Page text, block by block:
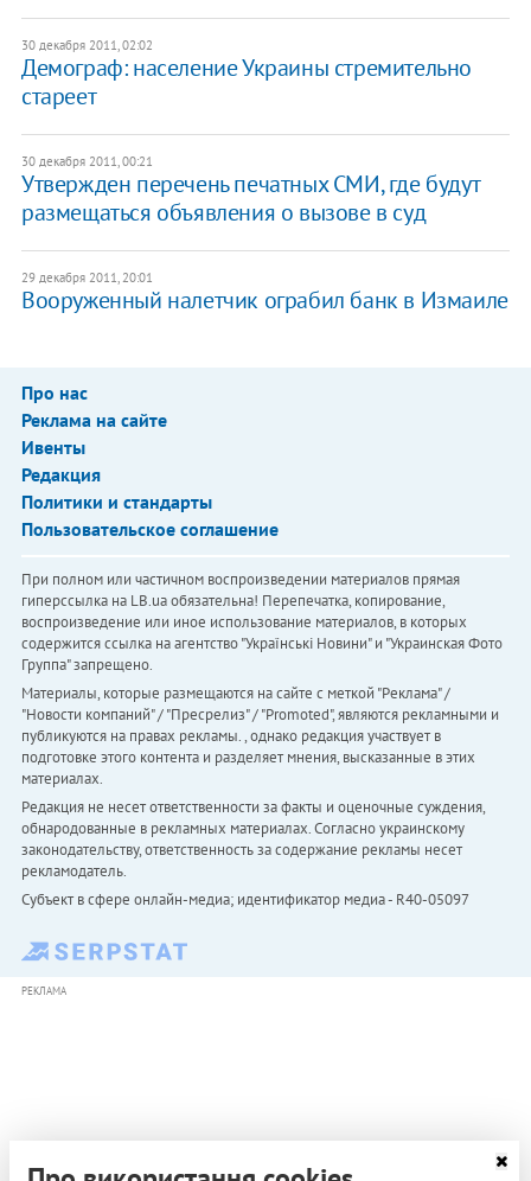
30 декабря 2011, 02:02
​Демограф: население Украины стремительно
стареет
30 декабря 2011, 00:21
​Утвержден перечень печатных СМИ, где будут
размещаться объявления о вызове в суд
29 декабря 2011, 20:01
Вооруженный налетчик ограбил банк в Измаиле
Про нас
Реклама на сайте
Ивенты
Редакция
Политики и стандарты
Пользовательское соглашение
При полном или частичном воспроизведении материалов прямая
гиперссылка на LB.ua обязательна! Перепечатка, копирование,
воспроизведение или иное использование материалов, в которых
содержится ссылка на агентство "Українськi Новини" и "Украинская Фото
Группа" запрещено.
Материалы, которые размещаются на сайте с меткой "Реклама" /
"Новости компаний" / "Пресрелиз" / "Promoted", являются рекламными и
публикуются на правах рекламы. , однако редакция участвует в
подготовке этого контента и разделяет мнения, высказанные в этих
материалах.
Редакция не несет ответственности за факты и оценочные суждения,
обнародованные в рекламных материалах. Согласно украинскому
законодательству, ответственность за содержание рекламы несет
рекламодатель.
Субъект в сфере онлайн-медиа; идентификатор медиа - R40-05097
РЕКЛАМА